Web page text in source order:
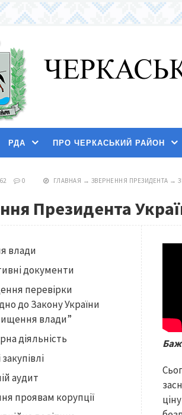
РДА ПРО ЧЕРКАСЬКИЙ РАЙОН
0 ГЛАВНАЯ → ЗВЕРНЕННЯ ПРЕЗИДЕНТА →
Президента
влади
документи
перевірки
до Закону України
влади”
діяльність
аудит
проявам корупції